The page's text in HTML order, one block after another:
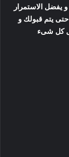
الاستمرار
يتم قبولك و
كل شىء